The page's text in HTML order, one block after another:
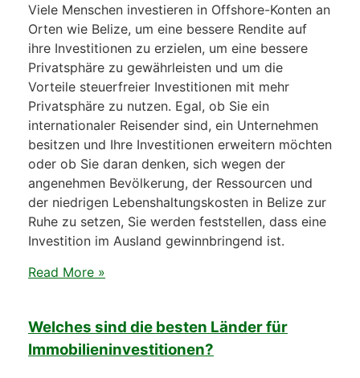
Viele Menschen investieren in Offshore-Konten an
Orten wie Belize, um eine bessere Rendite auf
ihre Investitionen zu erzielen, um eine bessere
Privatsphäre zu gewährleisten und um die
Vorteile steuerfreier Investitionen mit mehr
Privatsphäre zu nutzen. Egal, ob Sie ein
internationaler Reisender sind, ein Unternehmen
besitzen und Ihre Investitionen erweitern möchten
oder ob Sie daran denken, sich wegen der
angenehmen Bevölkerung, der Ressourcen und
der niedrigen Lebenshaltungskosten in Belize zur
Ruhe zu setzen, Sie werden feststellen, dass eine
Investition im Ausland gewinnbringend ist.
Read More »
Welches sind die besten Länder für
Immobilieninvestitionen?